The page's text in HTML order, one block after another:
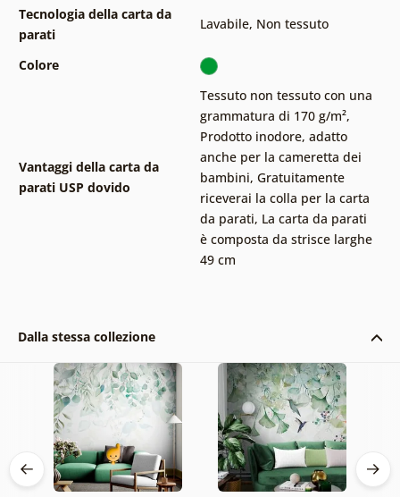
Tecnologia della carta da
parati
Lavabile, Non tessuto
Colore
Vantaggi della carta da
parati USP dovido
Tessuto non tessuto con una
grammatura di 170 g/m²,
Prodotto inodore, adatto
anche per la cameretta dei
bambini, Gratuitamente
riceverai la colla per la carta
da parati, La carta da parati
è composta da strisce larghe
49 cm
Dalla stessa collezione